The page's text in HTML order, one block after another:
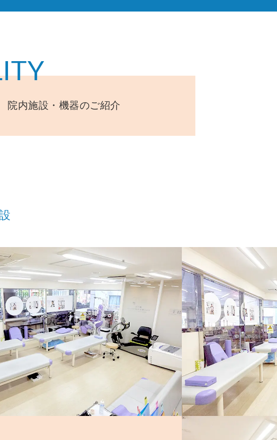
院内施設・機器のご紹介